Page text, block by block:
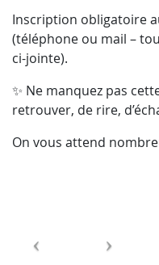
Inscription obligatoire
(téléphone ou mail –
ci-jointe).
✨ Ne manquez pas
retrouver, de rire,
On vous attend